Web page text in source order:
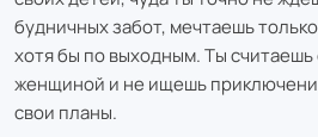
будничных забот, мечтаешь
хотя бы по выходным. Ты
женщиной и не ищешь
свои планы.